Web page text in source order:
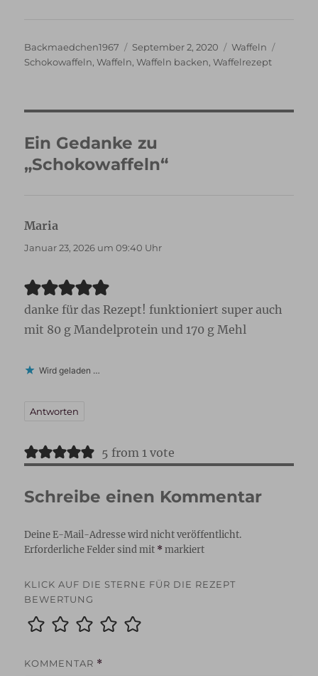
Autor
Backmaedchen1967
Veröffentlicht
am
September 2, 2020 Kategorien
Waffeln
Schokowaffeln,Waffeln,Waffeln backen,Waffelrezept
Ein Gedanke zu
„Schokowaffeln“
Maria
Januar 23, 2026 um 09:40 Uhr
danke für das Rezept! funktioniert super auch
mit 80 g Mandelprotein und 170 g Mehl
Wird geladen …
Antworten
5 from 1 vote
Schreibe einen Kommentar
Deine E-Mail-Adresse wird nicht veröffentlicht.
Erforderliche Felder sind mit *markiert
KLICK AUF DIE STERNE FÜR DIE REZEPT
BEWERTUNG
KOMMENTAR *